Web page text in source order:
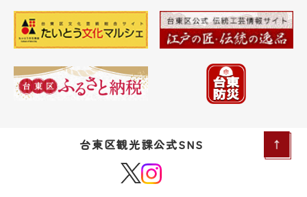
台東区観光課公式SNS